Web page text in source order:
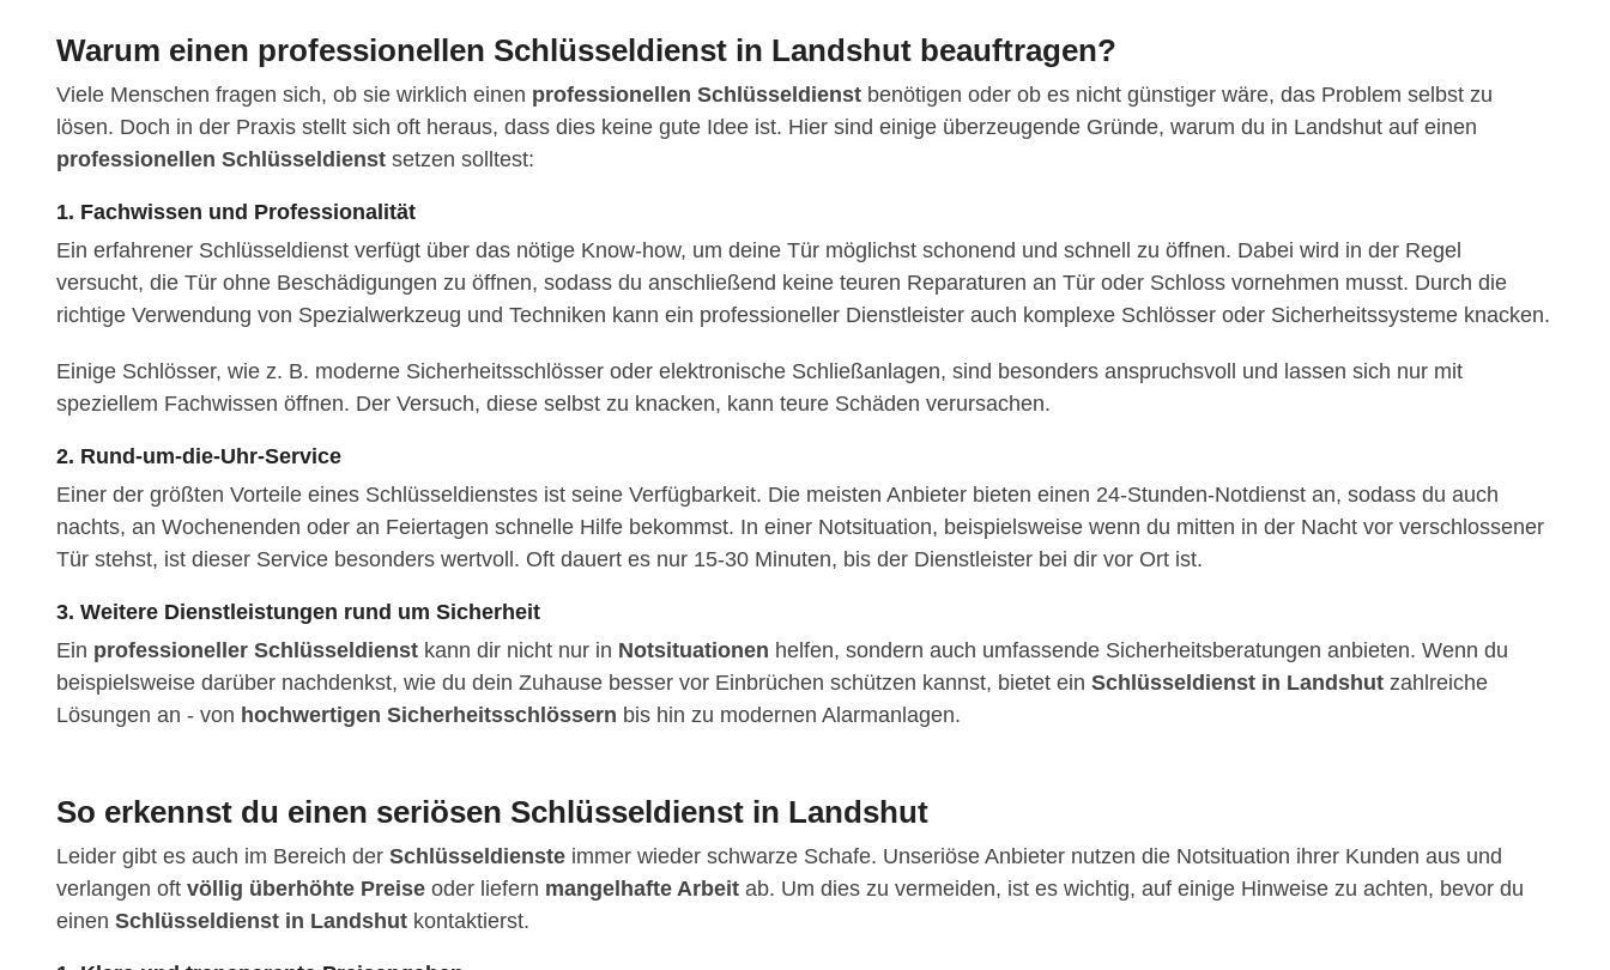
Warum einen professionellen Schlüsseldienst in Landshut beauftragen?
Viele Menschen fragen sich, ob sie wirklich einen professionellen Schlüsseldienst benötigen oder ob es nicht günstiger wäre, das Problem selbst zu
lösen. Doch in der Praxis stellt sich oft heraus, dass dies keine gute Idee ist. Hier sind einige überzeugende Gründe, warum du in Landshut auf einen
professionellen Schlüsseldienst setzen solltest:
1. Fachwissen und Professionalität
Ein erfahrener Schlüsseldienst verfügt über das nötige Know-how, um deine Tür möglichst schonend und schnell zu öffnen. Dabei wird in der Regel
versucht, die Tür ohne Beschädigungen zu öffnen, sodass du anschließend keine teuren Reparaturen an Tür oder Schloss vornehmen musst. Durch die
richtige Verwendung von Spezialwerkzeug und Techniken kann ein professioneller Dienstleister auch komplexe Schlösser oder Sicherheitssysteme knacken.
Einige Schlösser, wie z. B. moderne Sicherheitsschlösser oder elektronische Schließanlagen, sind besonders anspruchsvoll und lassen sich nur mit
speziellem Fachwissen öffnen. Der Versuch, diese selbst zu knacken, kann teure Schäden verursachen.
2. Rund-um-die-Uhr-Service
Einer der größten Vorteile eines Schlüsseldienstes ist seine Verfügbarkeit. Die meisten Anbieter bieten einen 24-Stunden-Notdienst an, sodass du auch
nachts, an Wochenenden oder an Feiertagen schnelle Hilfe bekommst. In einer Notsituation, beispielsweise wenn du mitten in der Nacht vor verschlossener
Tür stehst, ist dieser Service besonders wertvoll. Oft dauert es nur 15-30 Minuten, bis der Dienstleister bei dir vor Ort ist.
3. Weitere Dienstleistungen rund um Sicherheit
Ein professioneller Schlüsseldienst kann dir nicht nur in Notsituationen helfen, sondern auch umfassende Sicherheitsberatungen anbieten. Wenn du
beispielsweise darüber nachdenkst, wie du dein Zuhause besser vor Einbrüchen schützen kannst, bietet ein Schlüsseldienst in Landshut zahlreiche
Lösungen an - von hochwertigen Sicherheitsschlössern bis hin zu modernen Alarmanlagen.
So erkennst du einen seriösen Schlüsseldienst in Landshut
Leider gibt es auch im Bereich der Schlüsseldienste immer wieder schwarze Schafe. Unseriöse Anbieter nutzen die Notsituation ihrer Kunden aus und
verlangen oft völlig überhöhte Preise oder liefern mangelhafte Arbeit ab. Um dies zu vermeiden, ist es wichtig, auf einige Hinweise zu achten, bevor du
einen Schlüsseldienst in Landshut kontaktierst.